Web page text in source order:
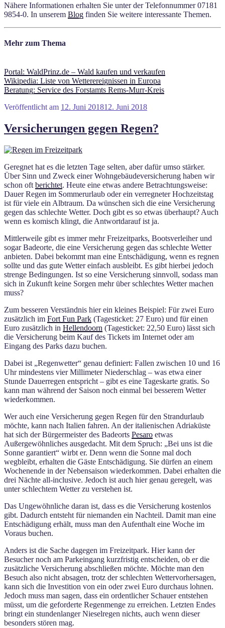
Nähere Informationen erhalten Sie unter der Telefonnummer 07181
9854-0. In unserem Blog finden Sie weitere interessante Themen.
Mehr zum Thema
Portal: WaldPrinz.de – Wald kaufen und verkaufen
Wikipedia: Liste von Wetterereignissen in Europa
Beratung: Service des Forstamts Rems-Murr-Kreis
Veröffentlicht am 12. Juni 201812. Juni 2018
Versicherungen gegen Regen?
Geregnet hat es die letzten Tage selten, aber dafür umso stärker.
Über Sinn und Zweck einer Wohngebäudeversicherung haben wir
schon oft berichtet. Heute eine etwas andere Betrachtungsweise:
Dauer Regen im Sommerurlaub oder ein verregneter Hochzeitstag
ist für viele ein Albtraum. Da wünschen sich die eine Versicherung
gegen das schlechte Wetter. Doch gibt es so etwas überhaupt? Auch
wenn es komisch klingt, die Antwortdarauf ist ja.
Mittlerweile gibt es immer mehr Freizeitparks, Bootsverleiher und
sogar Badeorte, die eine Versicherung gegen das schlechte Wetter
anbieten. Dabei bekommt man eine Entschädigung, wenn es regnen
sollte und das gute Wetter einfach ausbleibt. Es gibt hierbei jedoch
strenge Bedingungen. Ist so eine Versicherung sinnvoll, sodass man
sich in Zukunft keine Sorgen mehr über schlechtes Wetter machen
muss?
Zum besseren Verständnis hier ein kleines Beispiel: Für zwei Euro
zusätzlich im Fort Fun Park (Tagesticket: 27 Euro) und für einen
Euro zusätzlich in Hellendoorn (Tagesticket: 22,50 Euro) lässt sich
die Versicherung beim Kauf des Tickets im Internet oder am
Eingang des Parks dazu buchen.
Dabei ist „Regenwetter“ genau definiert: Fallen zwischen 10 und 16
Uhr mindestens vier Millimeter Niederschlag – was etwa einer
Stunde Dauerregen entspricht – gibt es eine Tageskarte gratis. So
kann man während der Saison noch einmal bei besserem Wetter
wiederkommen.
Wer auch eine Versicherung gegen Regen für den Strandurlaub
möchte, kann nach Italien fahren. An der italienischen Adriaküste
hat sich der Bürgermeister des Badeorts Pesaro etwas
Außergewöhnliches ausgedacht. Mit dem Spruch: „Bei uns ist die
Sonne garantiert“ wirbt er. Denn wenn die Sonne mal doch
wegbleibt, erhalten die Gäste Entschädigung. Sie dürfen an einem
Wochenende in der Nebensaison wiederkommen. Dabei erhalten die
drei Nächte all-inclusive. Jedoch ist auch hier genau geregelt, was
unter schlechtem Wetter zu verstehen ist.
Das Ungewöhnliche daran ist, dass es die Versicherung kostenlos
gibt. Dadurch entsteht für niemanden ein Nachteil. Damit man eine
Entschädigung erhält, muss man den Aufenthalt eine Woche im
Voraus buchen.
Anders ist die Sache dagegen im Freizeitpark. Hier kann der
Besucher noch am Parkeingang kurzfristig entscheiden, ob er die
zusätzliche Versicherung abschließen möchte. Möchte man den
Besuch also nicht absagen, trotz der schlechten Wettervorhersagen,
kann sich die Investition von ein oder zwei Euro durchaus lohnen.
Jedoch muss man sagen, dass ein ordentlicher Schauer entstehen
müsst, um die geforderte Regenmenge zu erreichen. Letzten Endes
bringt ein stundenlanger Nieselregen nichts, auch wenn dieser
besonders stören mag.